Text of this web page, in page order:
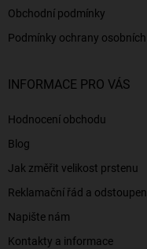
Obchodní podmínky
Podmínky ochrany
INFORMACE PRO VÁS
Hodnocení obchodu
Blog
Jak změřit velikost prstenu
Reklamační řád a
Napište nám
Kontakty a informace